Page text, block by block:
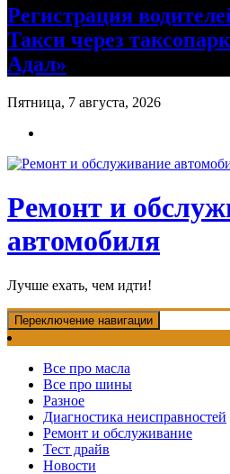
Регистрация
Такси через
Адал»
Пятница, 7 августа, 2026
Ремонт и
автомобиля
Лучше ехать, чем идти!
Переключение навигации
Все про масла
Все про шины
Разное
Диагностика неисправностей
Ремонт и обслуживание
Тест драйв
Новости